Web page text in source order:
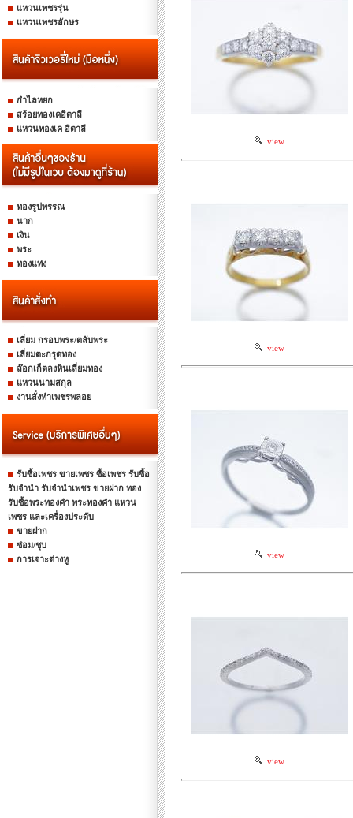
แหวนเพชรรุ่น
แหวนเพชรอักษร
กำไลหยก
สร้อยทองเคอิตาลี
แหวนทองเค อิตาลี
ทองรูปพรรณ
นาก
เงิน
พระ
ทองแท่ง
เลี่ยม กรอบพระ/ตลับพระ
เลี่ยมตะกรุดทอง
ล๊อกเก็ตลงหินเลี่ยมทอง
แหวนนามสกุล
งานสั่งทำเพชรพลอย
รับซื้อเพชร ขายเพชร ซื้อเพชร รับซื้อ
รับจำนำ รับจำนำเพชร ขายฝาก ทอง
รับซื้อพระทองคำ พระทองคำ แหวน
เพชร และเครื่องประดับ
ขายฝาก
ซ่อม/ชุบ
การเจาะต่างหู
view
view
view
view